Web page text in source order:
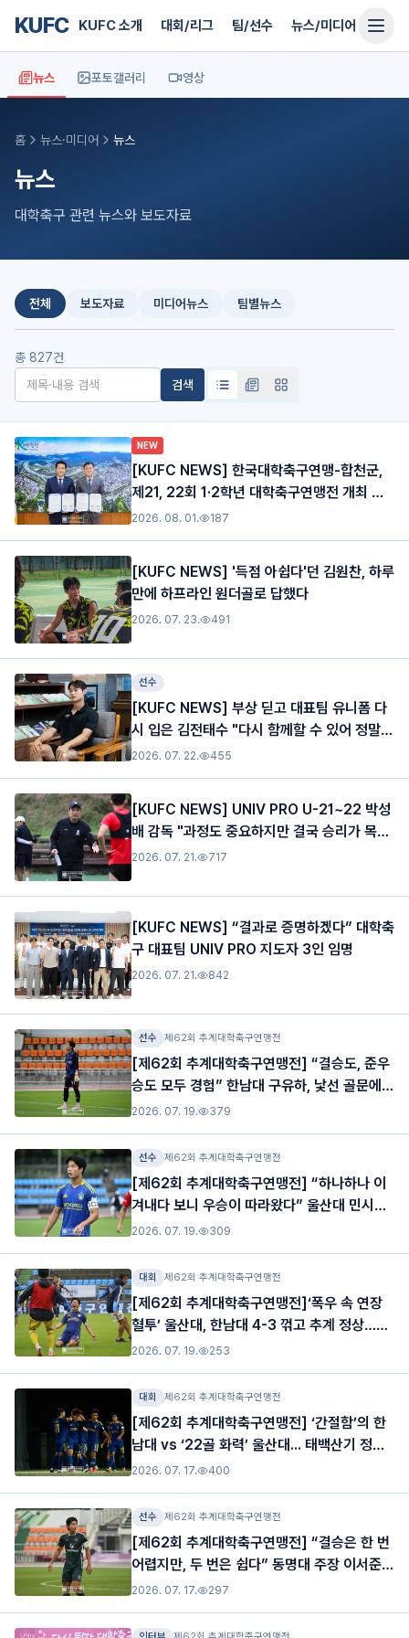
KUFC KUFC 소개 대회/리그 팀/선수 뉴스/미디어 지원
뉴스 포토갤러리 영상
홈 뉴스·미디어 뉴스
뉴스
대학축구 관련 뉴스와 보도자료
전체 보도자료 미디어뉴스 팀별뉴스
총 827건
검색
NEW
[KUFC NEWS] 한국대학축구연맹-합천군,
제21, 22회 1·2학년 대학축구연맹전 개최 협
약 체결… 2년 연속 합천 개최
2026. 08. 01. 187
[KUFC NEWS] '득점 아쉽다'던 김원찬, 하루
만에 하프라인 원더골로 답했다
2026. 07. 23. 491
선수
[KUFC NEWS] 부상 딛고 대표팀 유니폼 다
시 입은 김전태수 "다시 함께할 수 있어 정말
기대된다"
2026. 07. 22. 455
[KUFC NEWS] UNIV PRO U-21~22 박성
배 감독 "과정도 중요하지만 결국 승리가 목
표"
2026. 07. 21. 717
[KUFC NEWS] “결과로 증명하겠다” 대학축
구 대표팀 UNIV PRO 지도자 3인 임명
2026. 07. 21. 842
선수 제62회 추계대학축구연맹전
[제62회 추계대학축구연맹전] “결승도, 준우
승도 모두 경험” 한남대 구유하, 낯선 골문에서
만든 특별한 여정
2026. 07. 19. 379
선수 제62회 추계대학축구연맹전
[제62회 추계대학축구연맹전] “하나하나 이
겨내다 보니 우승이 따라왔다” 울산대 민시영,
MVP + 도움상까지 품었다
2026. 07. 19. 309
대회 제62회 추계대학축구연맹전
[제62회 추계대학축구연맹전]‘폭우 속 연장
혈투’ 울산대, 한남대 4-3 꺾고 추계 정상…
춘,추계 2관왕 달성
2026. 07. 19. 253
대회 제62회 추계대학축구연맹전
[제62회 추계대학축구연맹전] ‘간절함’의 한
남대 vs ‘22골 화력’ 울산대... 태백산기 정상
에서 격돌
2026. 07. 17. 400
선수 제62회 추계대학축구연맹전
[제62회 추계대학축구연맹전] “결승은 한 번
어렵지만, 두 번은 쉽다” 동명대 주장 이서준,
준우승 넘어 왕좌를 바라보다
2026. 07. 17. 297